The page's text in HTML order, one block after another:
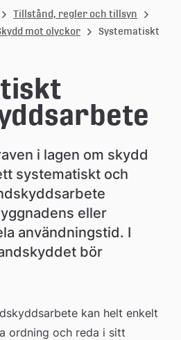
Tillstånd, regler och tillsyn
mot olyckor
Systematiskt
i lagen om skydd
systematiskt och
eller
användningstid. I
bör
kan helt enkelt
ordning och reda i sitt